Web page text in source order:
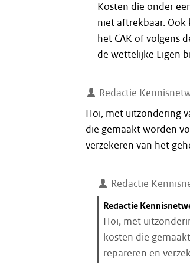
citaat
Kosten die onder
niet aftrekbaar. Ook
het CAK of volgens
de wettelijke Eigen
Redactie
Hoi, met uitzondering
die gemaakt worden
verzekeren van het
Redactie
Citaat
starten
Redactie
Hoi, met
kosten die
repareren en